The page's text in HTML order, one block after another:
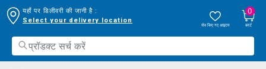
यहाँ पर डिलीवरी की जानी है :
Select your delivery location
सेव किए गए आइटम
0
कार्ट